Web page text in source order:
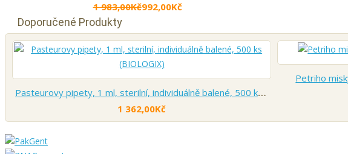
1 983,00Kč992,00Kč
Doporučené Produkty
Pasteurovy pipety, 1 ml, sterilní, individuálně balené, 500 ks (BIOLOGIX)
1 362,00Kč
Petriho